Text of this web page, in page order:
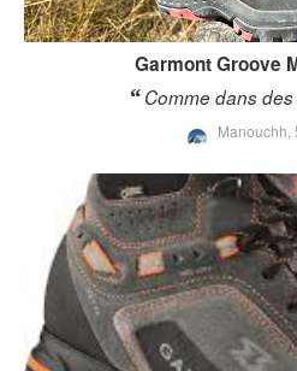
Garmont Groove
Comme dans
Manouchh,